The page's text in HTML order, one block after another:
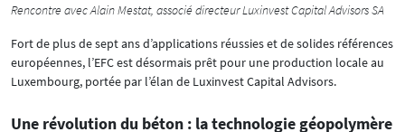
Rencontre avec Alain Mestat, associé directeur Luxinvest Capital Advisors SA
Fort de plus de sept ans d’applications réussies et de solides références
européennes, l’EFC est désormais prêt pour une production locale au
Luxembourg, portée par l’élan de Luxinvest Capital Advisors.
Une révolution du béton : la technologie géopolymère